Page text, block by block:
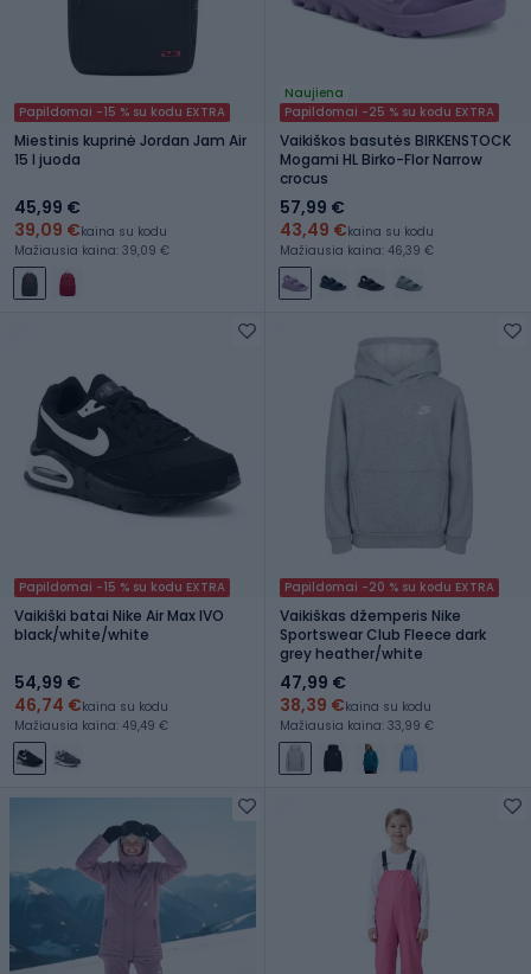
Papildomai -15 % su kodu EXTRA
Miestinis kuprinė Jordan Jam Air
15 l juoda
45,99 €
39,09 €kaina su kodu
Mažiausia kaina: 39,09 €
Naujiena
Papildomai -25 % su kodu EXTRA
Vaikiškos basutės BIRKENSTOCK
Mogami HL Birko-Flor Narrow
crocus
57,99 €
43,49 €kaina su kodu
Mažiausia kaina: 46,39 €
Papildomai -15 % su kodu EXTRA
Vaikiški batai Nike Air Max IVO
black/white/white
54,99 €
46,74 €kaina su kodu
Mažiausia kaina: 49,49 €
Papildomai -20 % su kodu EXTRA
Vaikiškas džemperis Nike
Sportswear Club Fleece dark
grey heather/white
47,99 €
38,39 €kaina su kodu
Mažiausia kaina: 33,99 €